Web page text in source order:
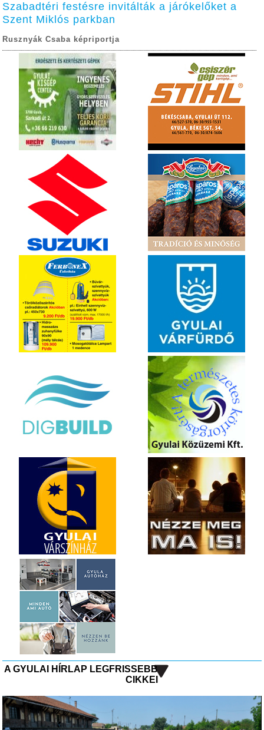
Szabadtéri festésre invitálták a járókelőket a
Szent Miklós parkban
Rusznyák Csaba képriportja
A GYULAI HÍRLAP LEGFRISSEBB
CIKKEI